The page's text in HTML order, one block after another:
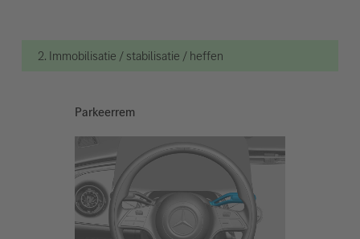
2. Immobilisatie / stabilisatie / heffen
Parkeerrem